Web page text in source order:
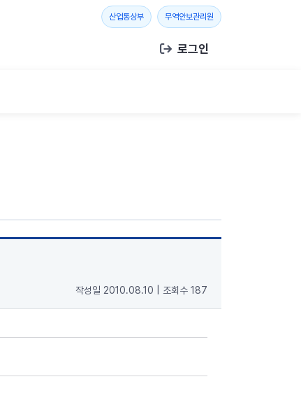
산업통상부새 창 열기무역안보관리원 새 창 열기
로그인
작성일 2010.08.10 조회수 187